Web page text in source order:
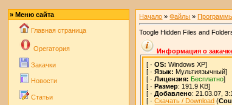
» Меню сайта
Главная страница
Operaтория
Закачки
Новости
Статьи
Начало »Файлы »
Toogle Hidden Files and
Информация о
[ ·OS: Windows XP]
[ ·Язык: Мультиязычный]
[ ·Лицензия: Бесплатно]
[ ·Размер: 191.9 KB]
[ ·Добавлено: 21.03.07,
[ ·Скачать / Download (